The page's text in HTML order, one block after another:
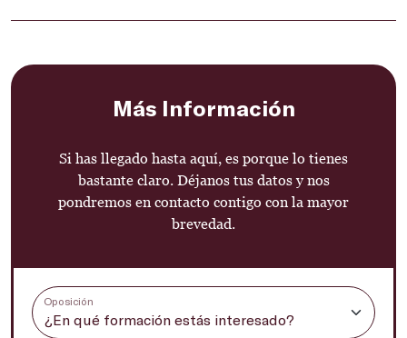
Más Información
Si has llegado hasta aquí, es porque lo tienes
bastante claro. Déjanos tus datos y nos
pondremos en contacto contigo con la mayor
brevedad.
Oposición